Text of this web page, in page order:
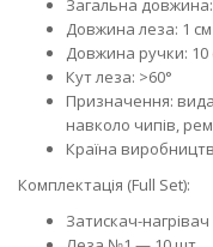
Загальна
Довжина леза: 1 см
Довжина ручки: 10
Кут леза: >60°
Призначення:
навколо чипів,
Країна
Комплектація (Full Set):
Затискач-